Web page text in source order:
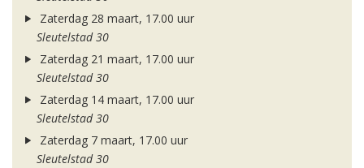
Zaterdag 28 maart, 17.00 uur
Sleutelstad 30
Zaterdag 21 maart, 17.00 uur
Sleutelstad 30
Zaterdag 14 maart, 17.00 uur
Sleutelstad 30
Zaterdag 7 maart, 17.00 uur
Sleutelstad 30